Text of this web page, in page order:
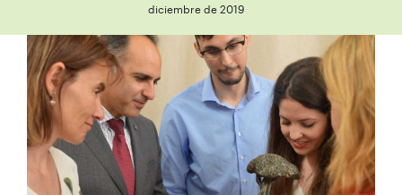
diciembre de 2019